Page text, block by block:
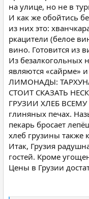
на улице, но не в
И как же обойтись
из них это:
ркацители (белое
вино. Готовится из
Из безалкогольных
являются
ЛИМОНАДЫ:
СТОИТ СКАЗАТЬ
ГРУЗИИ ХЛЕБ
глиняных печах.
пекарь бросает
хлеб грузины также
Итак, Грузия
гостей. Кроме
Цены в Грузии